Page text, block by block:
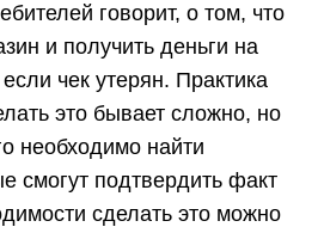
говорит, о том, что
и получить деньги на
чек утерян. Практика
это бывает сложно, но
необходимо найти
смогут подтвердить факт
сделать это можно